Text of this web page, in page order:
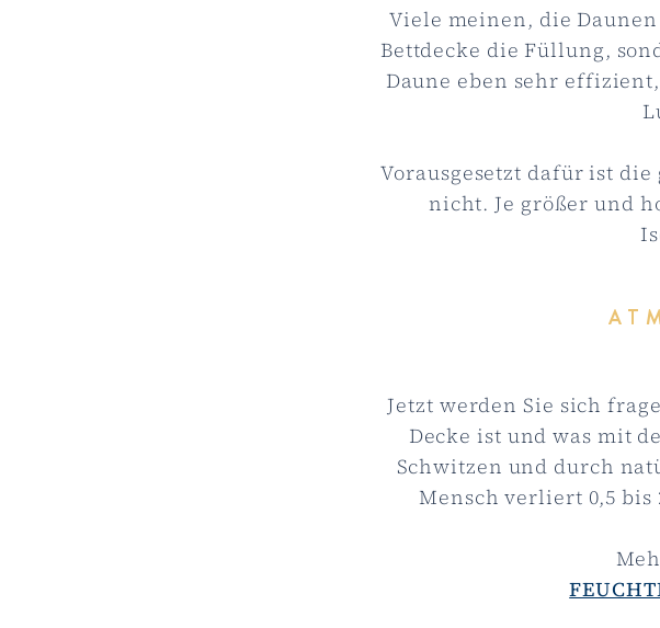
Viele meinen, die
Bettdecke die Füllung,
Daune eben sehr
Vorausgesetzt dafür ist
nicht. Je größer und
Jetzt werden Sie sich
Decke ist und was mit
Schwitzen und durch
Mensch verliert 0,5